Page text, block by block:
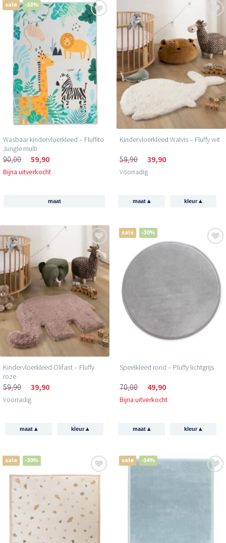
sale -33%
Wasbaar kindervloerkleed – Fluffito
Jungle multi
90,00 59,90
Bijna uitverkocht
maat
Kindervloerkleed Walvis – Fluffy wit
59,90 39,90
Voorradig
maat ▴ kleur▴
Kindervloerkleed Olifant – Fluffy
roze
59,90 39,90
Voorradig
maat ▴ kleur▴
sale -30%
Speelkleed rond – Pluffy lichtgrijs
70,00 49,90
Bijna uitverkocht
maat ▴ kleur▴
sale -30% sale -34%